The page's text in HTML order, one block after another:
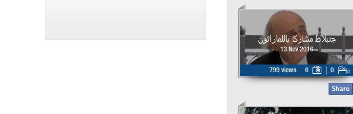
جنبلاط مشاركا باللماراثون
13 Nov 2016
799 views 6 0